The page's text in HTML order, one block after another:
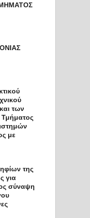
των
με
της
για
σύναψη